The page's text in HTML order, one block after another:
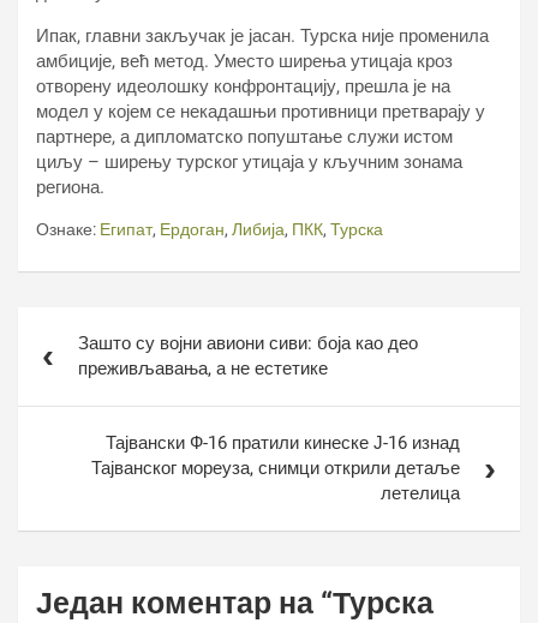
Ипак, главни закључак је јасан. Турска није променила
амбиције, већ метод. Уместо ширења утицаја кроз
отворену идеолошку конфронтацију, прешла је на
модел у којем се некадашњи противници претварају у
партнере, а дипломатско попуштање служи истом
циљу – ширењу турског утицаја у кључним зонама
региона.
Ознаке: Египат, Ердоган, Либија, ПКК, Турска
чланкаЗашто су војни авиони сиви: боја као део
преживљавања, а не естетике
Тајвански Ф-16 пратили кинеске Ј-16 изнад
Тајванског мореуза, снимци открили детаље
летелица
Један коментар на “Турска